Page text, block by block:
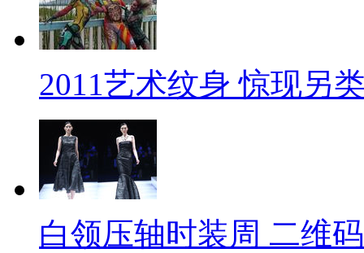
2011艺术纹身 惊现另
白领压轴时装周 二维